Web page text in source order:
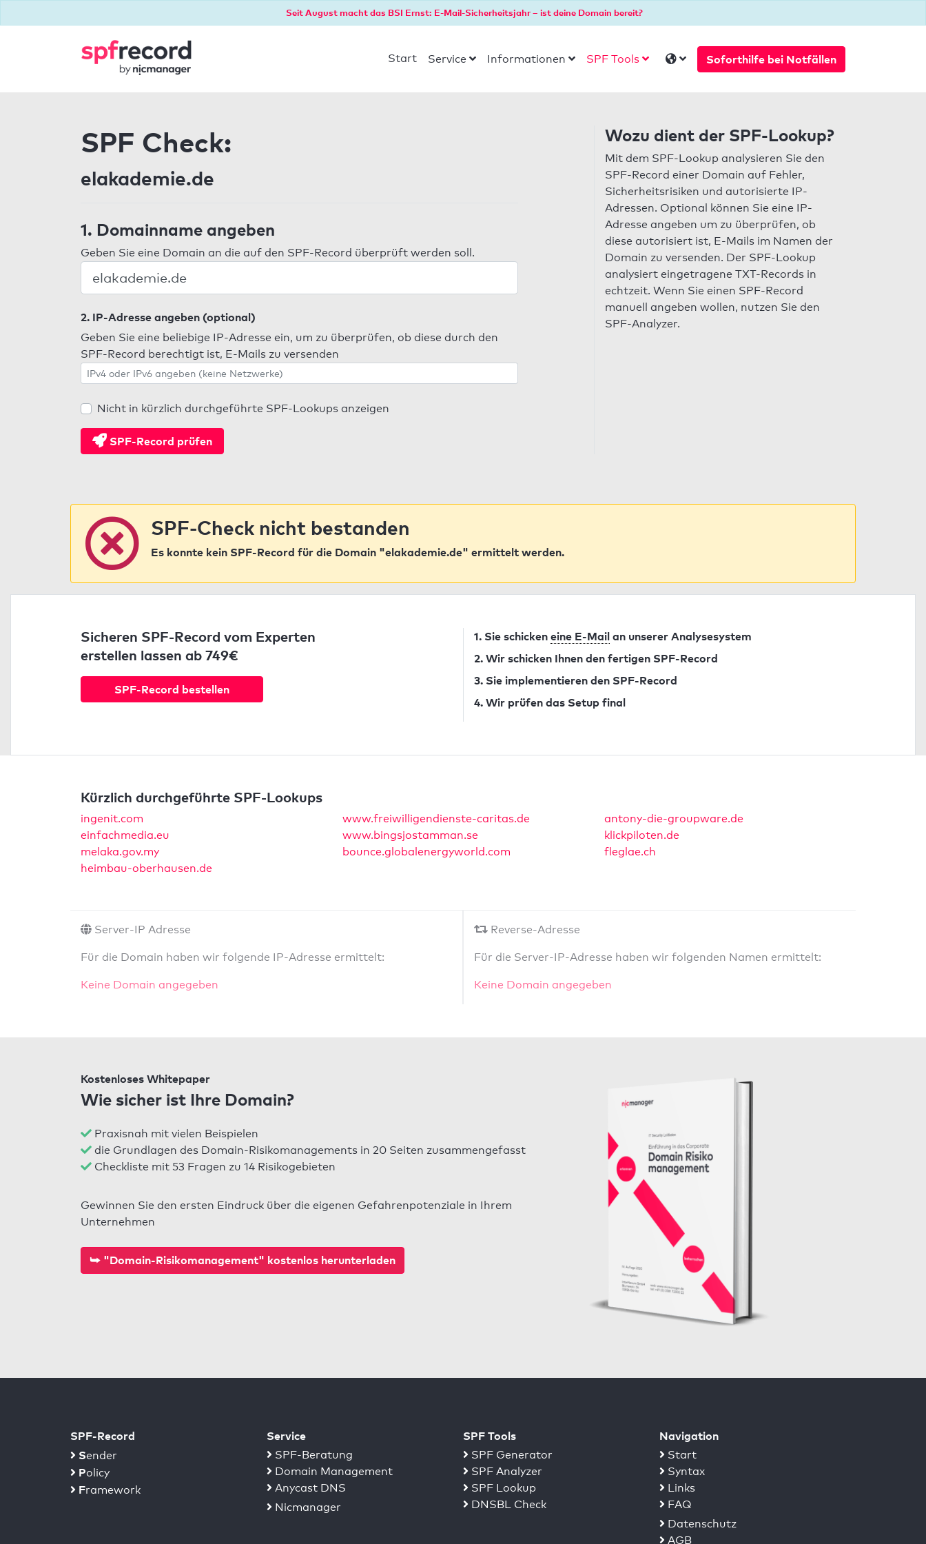
Seit August macht das BSI Ernst: E-Mail-Sicherheitsjahr – ist deine Domain bereit?
Start Service Informationen SPF Tools Soforthilfe bei Notfällen
SPF Check:
elakademie.de
1. Domainname angeben
Geben Sie eine Domain an die auf den SPF-Record überprüft werden soll.
2. IP-Adresse angeben (optional)
Geben Sie eine beliebige IP-Adresse ein, um zu überprüfen, ob diese durch den
SPF-Record berechtigt ist, E-Mails zu versenden
Nicht in kürzlich durchgeführte SPF-Lookups anzeigen
SPF-Record prüfen
Wozu dient der SPF-Lookup?
Mit dem SPF-Lookup analysieren Sie den
SPF-Record einer Domain auf Fehler,
Sicherheitsrisiken und autorisierte IP-
Adressen. Optional können Sie eine IP-
Adresse angeben um zu überprüfen, ob
diese autorisiert ist, E-Mails im Namen der
Domain zu versenden. Der SPF-Lookup
analysiert eingetragene TXT-Records in
echtzeit. Wenn Sie einen SPF-Record
manuell angeben wollen, nutzen Sie den
SPF-Analyzer.
SPF-Check nicht bestanden
Es konnte kein SPF-Record für die Domain "elakademie.de" ermittelt werden.
Sicheren SPF-Record vom Experten
erstellen lassen ab 749€
SPF-Record bestellen
1. Sie schicken eine E-Mail an unserer Analysesystem
2. Wir schicken Ihnen den fertigen SPF-Record
3. Sie implementieren den SPF-Record
4. Wir prüfen das Setup final
Kürzlich durchgeführte SPF-Lookups
ingenit.com www.freiwilligendienste-caritas.de
antony-die-groupware.de
einfachmedia.eu
www.bingsjostamman.se
klickpiloten.de
melaka.gov.my
bounce.globalenergyworld.com
fleglae.ch
heimbau-oberhausen.de
Server-IP Adresse
Für die Domain haben wir folgende IP-Adresse ermittelt:
Keine Domain angegeben
Reverse-Adresse
Für die Server-IP-Adresse haben wir folgenden Namen ermittelt:
Keine Domain angegeben
Kostenloses Whitepaper
Wie sicher ist Ihre Domain?
Praxisnah mit vielen Beispielen
die Grundlagen des Domain-Risikomanagements in 20 Seiten zusammengefasst
Checkliste mit 53 Fragen zu 14 Risikogebieten
Gewinnen Sie den ersten Eindruck über die eigenen Gefahrenpotenziale in Ihrem
Unternehmen
⮩ "Domain-Risikomanagement" kostenlos herunterladen
SPF-Record
Sender
Policy
Framework
Service
SPF-Beratung
Domain Management
Anycast DNS
Nicmanager
SPF Tools
SPF Generator
SPF Analyzer
SPF Lookup
DNSBL Check
Navigation
Start
Syntax
Links
FAQ
Datenschutz
AGB